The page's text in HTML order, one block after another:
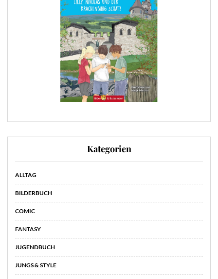
Kategorien
ALLTAG
BILDERBUCH
COMIC
FANTASY
JUGENDBUCH
JUNGS & STYLE